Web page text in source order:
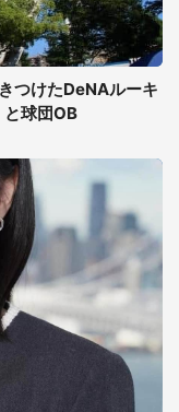
つけたDeNAルーキ
と球団OB